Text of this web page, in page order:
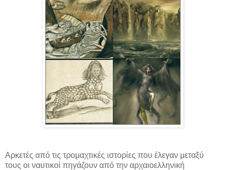
Αρκετές από τις τρομαχτικές ιστορίες που έλεγαν μεταξύ
τους οι ναυτικοί πηγάζουν από την αρχαιοελληνική